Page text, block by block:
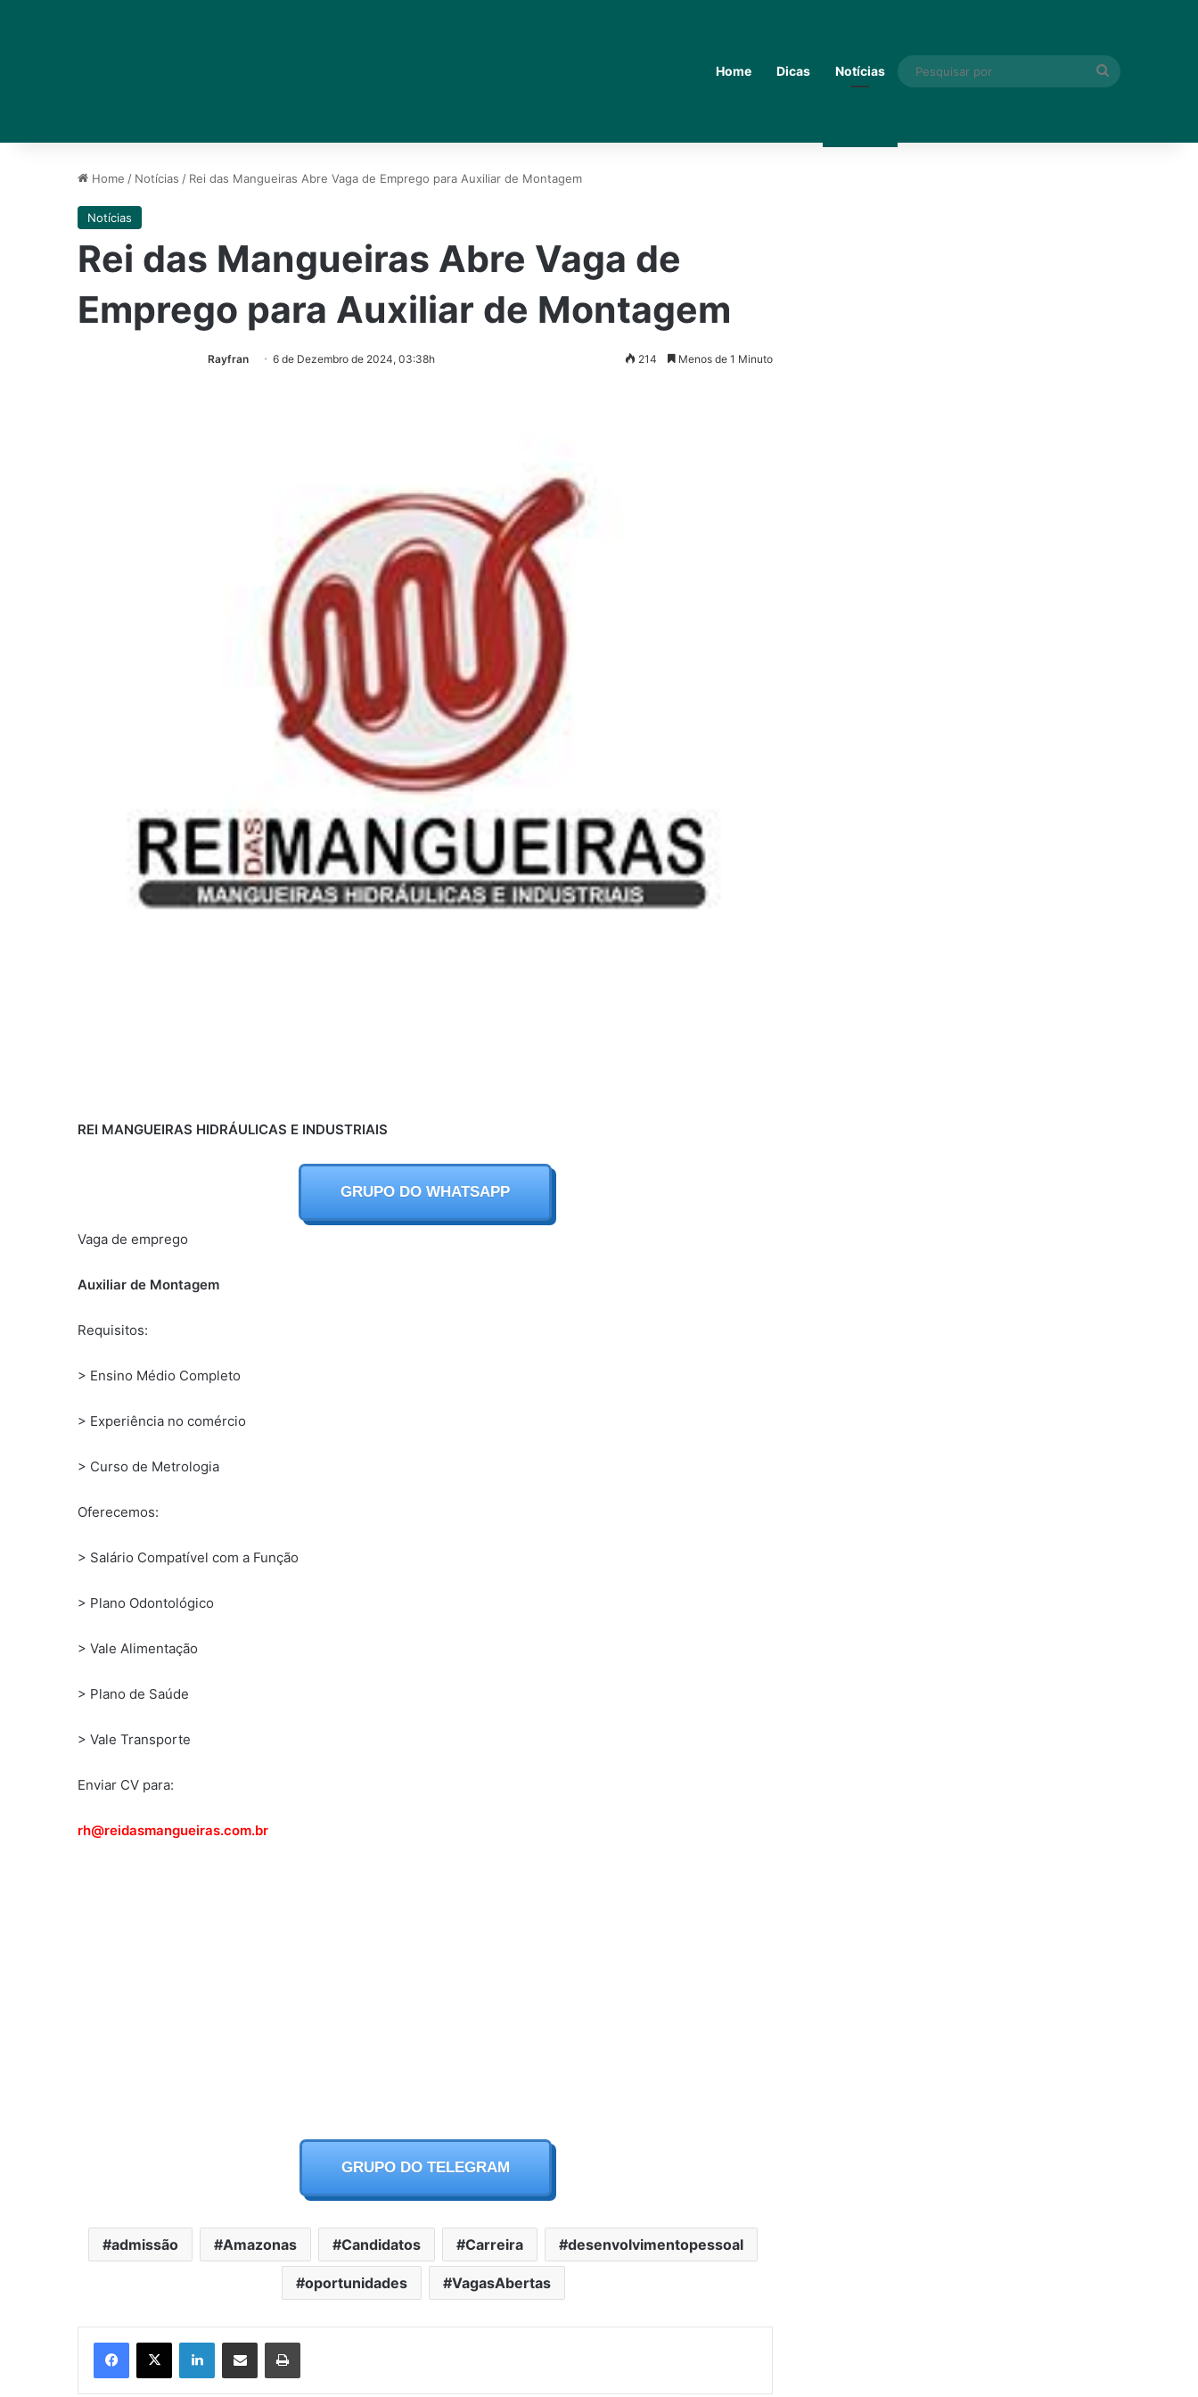
Home Dicas Notícias
Pesquisar
Home / Notícias / Rei das Mangueiras Abre Vaga de Emprego para Auxiliar de Montagem
Notícias
Rei das Mangueiras Abre Vaga de
Emprego para Auxiliar de Montagem
Rayfran 6 de Dezembro de 2024, 03:38h 214 Menos de 1 Minuto
REI MANGUEIRAS HIDRÁULICAS E INDUSTRIAIS
GRUPO DO WHATSAPP
Vaga de emprego
Auxiliar de Montagem
Requisitos:
> Ensino Médio Completo
> Experiência no comércio
> Curso de Metrologia
Oferecemos:
> Salário Compatível com a Função
> Plano Odontológico
> Vale Alimentação
> Plano de Saúde
> Vale Transporte
Enviar CV para:
rh@reidasmangueiras.com.br
GRUPO DO TELEGRAM
admissão Amazonas Candidatos Carreira desenvolvimentopessoal
oportunidades VagasAbertas